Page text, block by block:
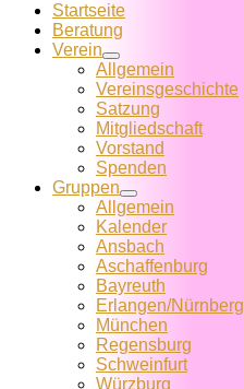
Startseite
Beratung
Verein
Allgemein
Vereins­geschichte
Satzung
Mitglied­schaft
Vorstand
Spenden
Gruppen
Allgemein
Kalender
Ansbach
Aschaffenburg
Bayreuth
Erlangen/Nürnberg
München
Regensburg
Schweinfurt
Würzburg